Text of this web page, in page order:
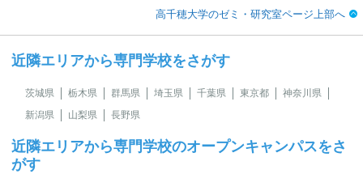
高千穂大学のゼミ・研究室ページ上部へ
近隣エリアから専門学校をさがす
茨城県 栃木県 群馬県 埼玉県 千葉県 東京都
神奈川県
新潟県
山梨県 長野県
近隣エリアから専門学校のオープンキャンパスをさ
がす